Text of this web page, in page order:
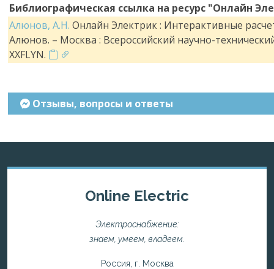
Библиографическая ссылка на ресурс "Онлайн
Алюнов, А.Н. Онлайн Электрик : Интерактивные
Алюнов. – Москва : Всероссийский научно-
XXFLYN.
Отзывы, вопросы и ответы
Online Electric
Электроснабжение:
знаем, умеем, владеем.
Россия, г. Москва